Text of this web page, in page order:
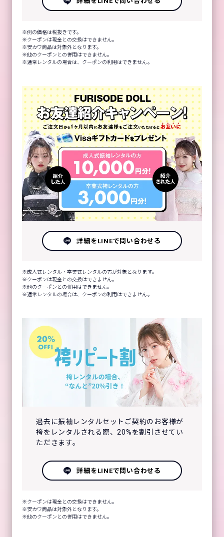
例の価格は税抜きです。
クーポンは現金との交換はできません。
安カワ商品は対象外となります。
他のクーポンとの併用はできません。
通常レンタルの場合は、クーポンの利用はできません。
詳細をLINEで問い合わせる
成人式レンタル・卒業式レンタルの方が対象となります。
クーポンは現金との交換はできません。
他のクーポンとの併用はできません。
通常レンタルの場合は、クーポンの利用はできません。
過去に振袖レンタルセットご契約のお客様が
袴をレンタルされる際、20%を割引させてい
ただきます。
詳細をLINEで問い合わせる
クーポンは現金との交換はできません。
安カワ商品は対象外となります。
他のクーポンとの併用はできません。